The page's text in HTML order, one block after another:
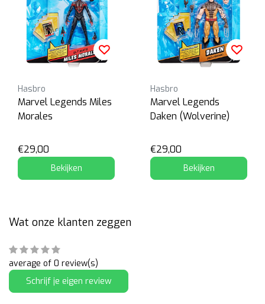
Hasbro
Marvel Legends Miles
Morales
€29,00
Bekijken
Hasbro
Marvel Legends
Daken (Wolverine)
€29,00
Bekijken
Wat onze klanten zeggen
average of 0 review(s)
Schrijf je eigen review